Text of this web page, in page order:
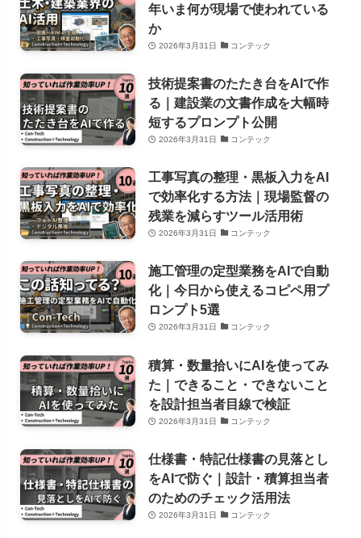
年いま何が現場で使われている
か
2026年3月31日 コンテック
技術提案書のたたき台をAIで作
る｜建設業の文書作成を大幅時
短するプロンプト公開
2026年3月31日 コンテック
工事写真の整理・黒板入力をAI
で効率化する方法｜現場監督の
残業を減らすツール活用術
2026年3月31日 コンテック
施工管理の定型業務をAIで自動
化｜今日から使えるコピペ用プ
ロンプト5選
2026年3月31日 コンテック
積算・数量拾いにAIを使ってみ
た｜できること・できないこと
を設計担当者目線で検証
2026年3月31日 コンテック
仕様書・特記仕様書の見落とし
をAIで防ぐ｜設計・積算担当者
のためのチェック活用法
2026年3月31日 コンテック